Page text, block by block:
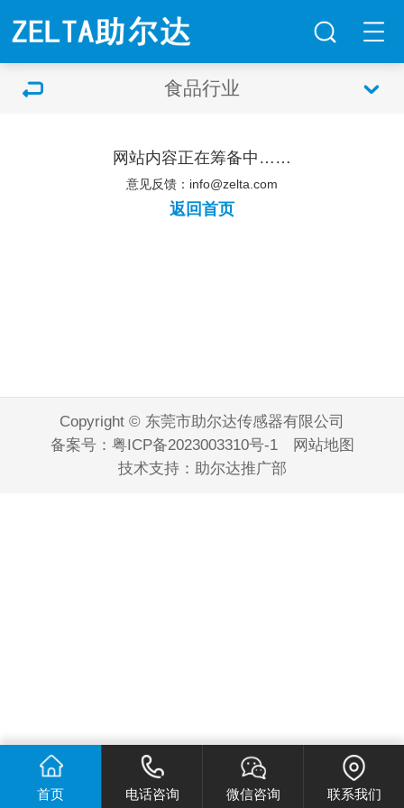
食品行业
网站内容正在筹备中……
意见反馈：info@zelta.com
返回首页
Copyright © 东莞市助尔达传感器有限公司
备案号： 粤ICP备2023003310号-1
网站地图
技术支持： 助尔达推广部
首页 电话咨询 微信咨询 联系我们